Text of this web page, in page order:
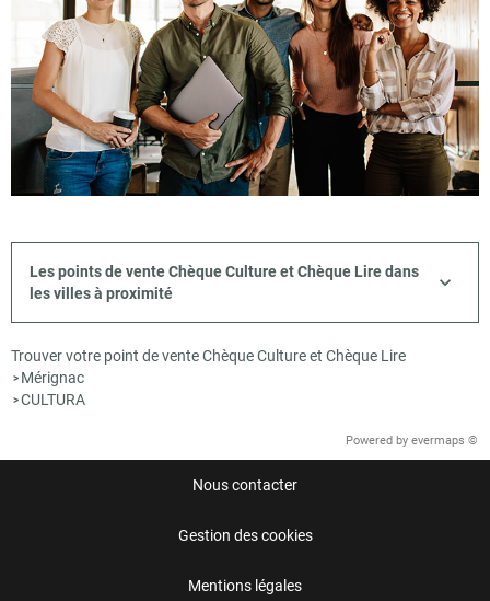
Les points de vente Chèque Culture et Chèque Lire dans
les villes à proximité
Trouver votre point de vente Chèque Culture et Chèque Lire
> Mérignac
>CULTURA
Powered by evermaps ©
Nous contacter
Gestion des cookies
Mentions légales